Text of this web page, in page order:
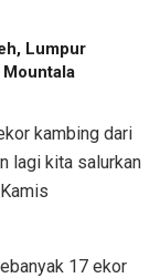
Lumpur
kambing dari
lagi kita salurkan
17 ekor